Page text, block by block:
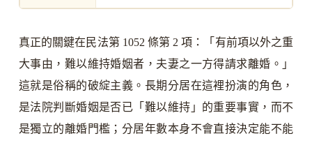
真正的關鍵在民法第 1052 條第 2 項：「有前項以外之重
大事由，難以維持婚姻者，夫妻之一方得請求離婚。」
這就是俗稱的破綻主義。長期分居在這裡扮演的角色，
是法院判斷婚姻是否已「難以維持」的重要事實，而不
是獨立的離婚門檻；分居年數本身不會直接決定能不能